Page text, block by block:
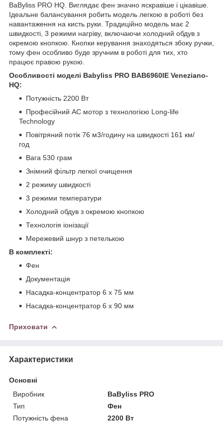
BaByliss PRO HQ. Виглядає фен значно яскравіше і цікавіше.
Ідеальне балансування робить модель легкою в роботі без
навантаження на кисть руки. Традиційно модель має 2
швидкості, 3 режими нагріву, включаючи холодний обдув з
окремою кнопкою. Кнопки керування знаходяться збоку ручки,
тому фен особливо буде зручним в роботі для тих, хто
працює правою рукою.
Особливості моделі Babyliss PRO BAB6960IE Veneziano-
HQ:
Потужність 2200 Вт
Професійний AC мотор з технологією Long-life
Technology
Повітряний потік 76 м3/годину на швидкості 161 км/
год
Вага 530 грам
Знімний фільтр легкої очищення
2 режиму швидкості
3 режими температури
Холодний обдув з окремою кнопкою
Технологія іонізації
Мережевий шнур з петелькою
В комплекті:
Фен
Документація
Насадка-концентратор 6 x 75 мм
Насадка-концентратор 6 x 90 мм
Приховати
Характеристики
Основні
Виробник
BaByliss PRO
Тип
Фен
Потужність фена
2200 Вт